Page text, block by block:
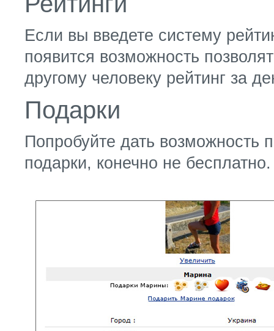
Если вы введете систему
появится возможность
другому человеку рейтинг за
Подарки
Попробуйте дать возможность
подарки, конечно не бесплатно.